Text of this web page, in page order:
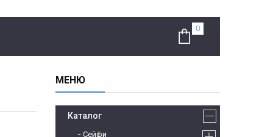
Каталог
Сейфи